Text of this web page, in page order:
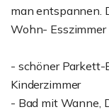
man entspannen.
Wohn-
- schöner Parkett-
Kinderzimmer
- Bad mit Wanne,